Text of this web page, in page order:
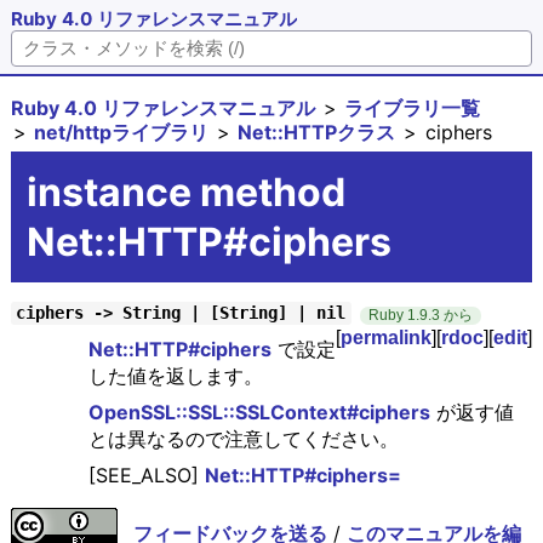
Ruby 4.0 リファレンスマニュアル
Ruby 4.0 リファレンスマニュアル
ライブラリ一覧
net/httpライブラリ
Net::HTTPクラス ciphers
instance method
Net::HTTP#ciphers
ciphers -> String | [String] | nil Ruby 1.9.3 から
[permalink][rdoc][edit]
Net::HTTP#ciphersで設定
した値を返します。
OpenSSL::SSL::SSLContext#ciphersが返す値
とは異なるので注意してください。
[SEE_ALSO] Net::HTTP#ciphers=
フィードバックを送る / このマニュアルを編